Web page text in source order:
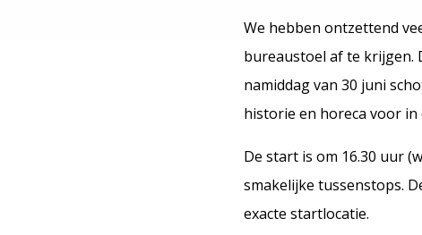
We hebben ontzettend
bureaustoel af te krijgen.
namiddag van 30 juni
historie en horeca voor in
De start is om 16.30 uur
smakelijke tussenstops.
exacte startlocatie.